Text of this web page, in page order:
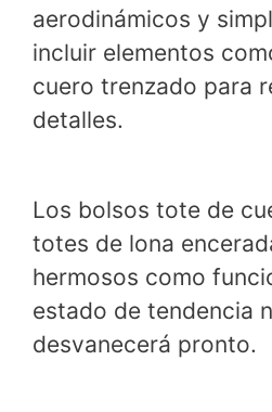
aerodinámicos y
incluir elementos
cuero trenzado para
detalles.
Los bolsos tote de
totes de lona
hermosos como
estado de tendencia
desvanecerá pronto.